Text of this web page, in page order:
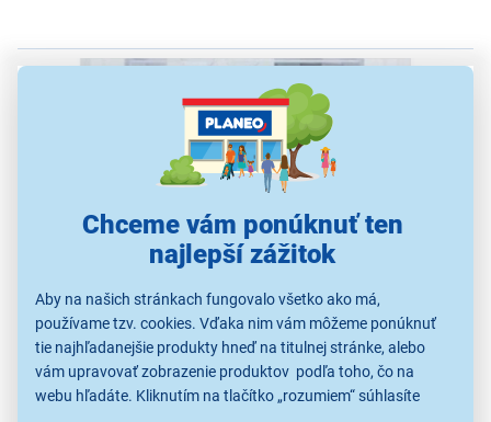
Chceme vám ponúknuť ten
najlepší zážitok
Aby na našich stránkach fungovalo všetko ako má,
používame tzv. cookies. Vďaka nim vám môžeme ponúknuť
tie najhľadanejšie produkty hneď na titulnej stránke, alebo
vám upravovať zobrazenie produktov podľa toho, čo na
webu hľadáte. Kliknutím na tlačítko „rozumiem“ súhlasíte
Systém chladenia NoFrost